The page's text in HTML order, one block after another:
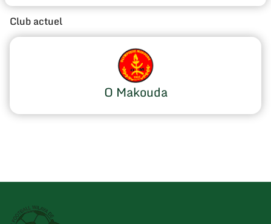
Club actuel
O Makouda